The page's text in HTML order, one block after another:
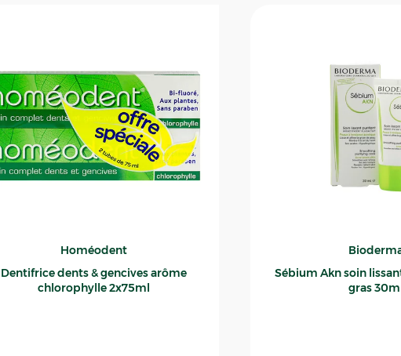
Homéodent
Dentifrice dents & gencives arôme
chlorophylle 2x75ml
Sébium Akn soin lissant
gras